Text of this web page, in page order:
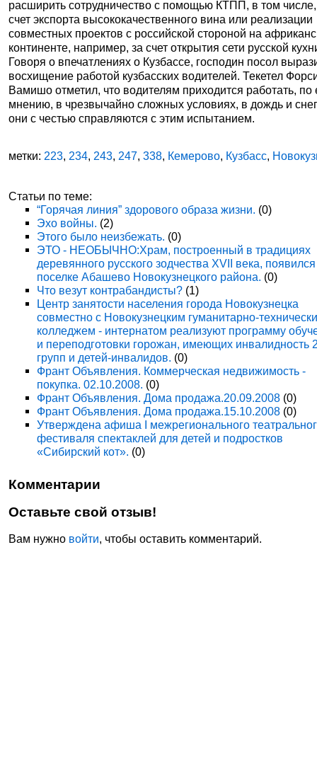
расширить сотрудничество с помощью КТПП, в том
счет экспорта высококачественного вина или реализации
совместных проектов с российской стороной на
континенте, например, за счет открытия сети русской
Говоря о впечатлениях о Кузбассе, господин посол
восхищение работой кузбасских водителей. Текетел
Вамишо отметил, что водителям приходится работать, по
мнению, в чрезвычайно сложных условиях, в дождь и
они с честью справляются с этим испытанием.
метки: 223, 234, 243, 247,338, Кемерово, Кузбасс,
Статьи по теме:
“Горячая линия” здорового образа жизни. (0)
Эхо войны. (2)
Этого было неизбежать. (0)
ЭТО - НЕОБЫЧНО:Храм, построенный в традициях
деревянного русского зодчества XVII века,
поселке Абашево Новокузнецкого района. (0)
Что везут контрабандисты? (1)
Центр занятости населения города Новокузнецка
совместно с Новокузнецким гуманитарно-
колледжем - интернатом реализуют программу
и переподготовки горожан, имеющих инвалидность
групп и детей-инвалидов. (0)
Франт Объявления. Коммерческая недвижимость -
покупка. 02.10.2008. (0)
Франт Объявления. Дома продажа.20.09.2008 (0)
Франт Объявления. Дома продажа.15.10.2008 (0)
Утверждена афиша I межрегионального
фестиваля спектаклей для детей и подростков
«Сибирский кот». (0)
Комментарии
Оставьте свой отзыв!
Вам нужно войти, чтобы оставить комментарий.